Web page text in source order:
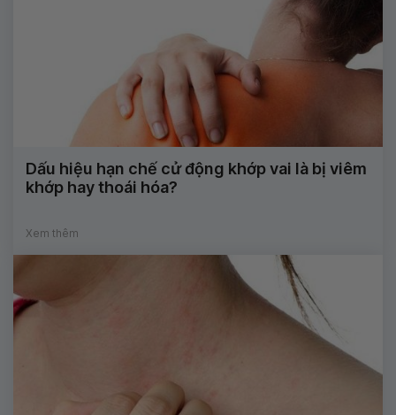
Dấu hiệu hạn chế cử động khớp vai là bị viêm
khớp hay thoái hóa?
Xem thêm